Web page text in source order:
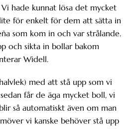
Vi hade kunnat lösa det mycket
för enkelt för dem att sätta in
som kom in och var strålande.
och sikta in bollar bakom
Widell.
med att stå upp som vi
får de äga mycket boll, vi
så automatiskt även om man
vi kanske behöver stå upp